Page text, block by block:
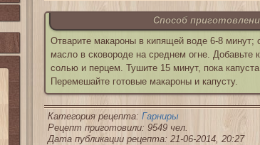
Способ
Отварите макароны в кипящей воде 6-8 минут;
масло в сковороде на среднем огне. Добавьте
солью и перцем. Тушите 15 минут, пока капуста
Перемешайте готовые макароны и капусту.
Категория рецепта: Гарниры
Рецепт приготовили: 9549 чел.
Дата публикации рецепта: 21-06-2014, 20:27